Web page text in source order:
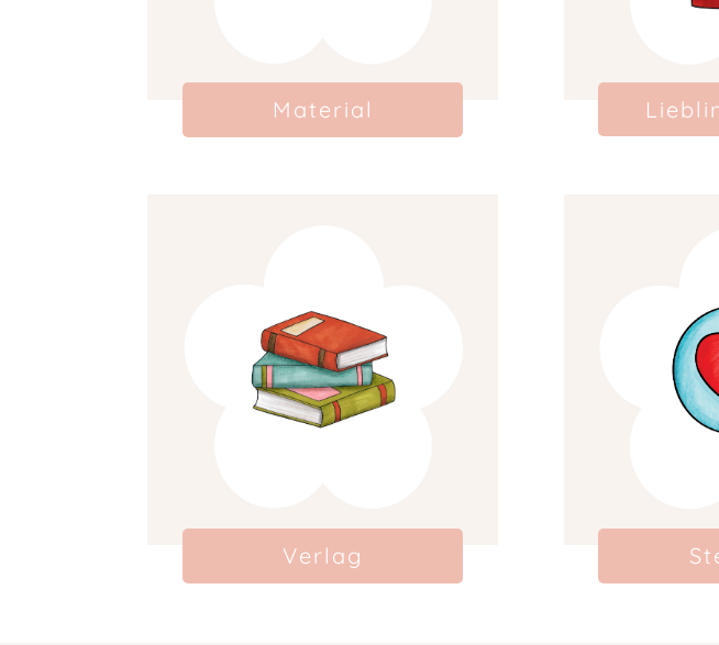
Material
Verlag